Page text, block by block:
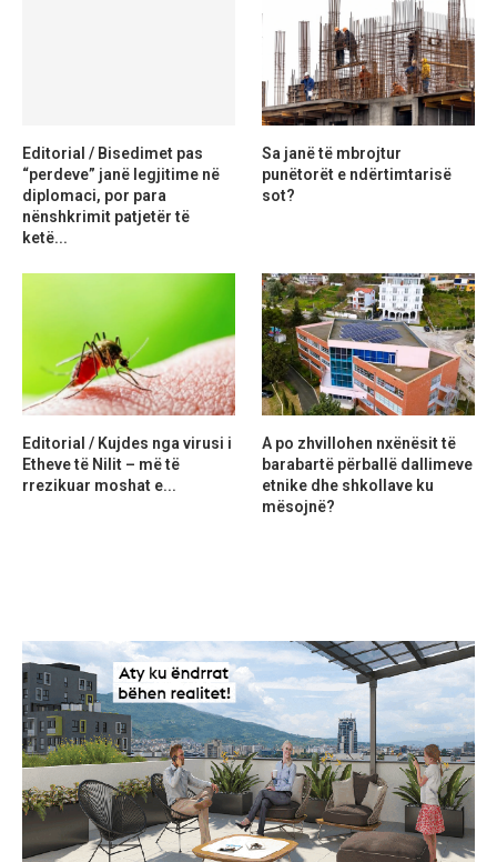
Editorial / Bisedimet pas
“perdeve” janë legjitime në
diplomaci, por para
nënshkrimit patjetër të
ketë...
Sa janë të mbrojtur
punëtorët e ndërtimtarisë
sot?
Editorial / Kujdes nga virusi i
Etheve të Nilit – më të
rrezikuar moshat e...
A po zhvillohen nxënësit të
barabartë përballë dallimeve
etnike dhe shkollave ku
mësojnë?